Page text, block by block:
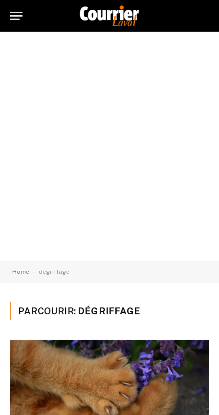
Home - dégriffage
PARCOURIR: DÉGRIFFAGE